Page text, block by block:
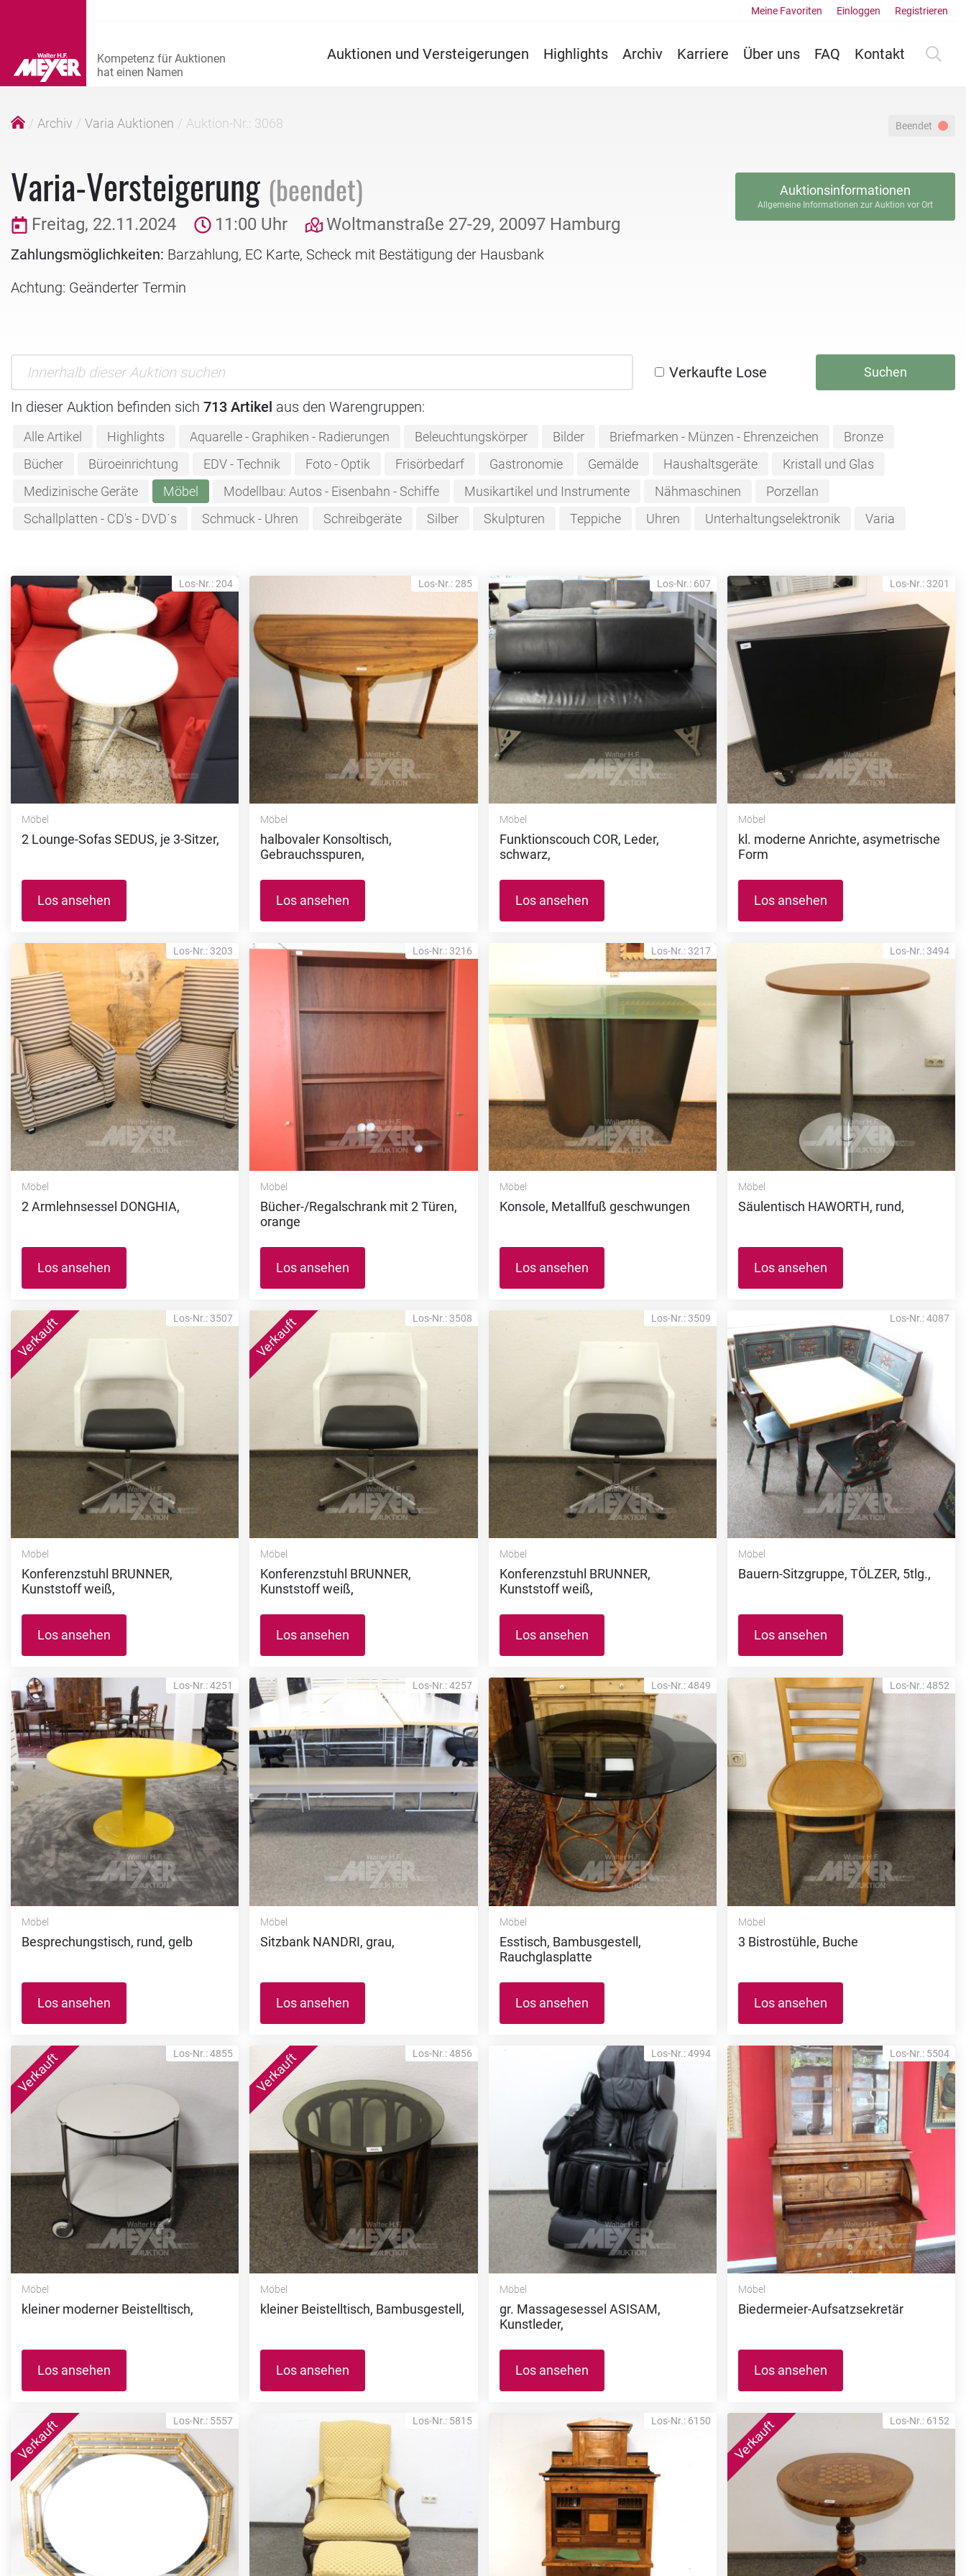
Auktionen und Versteigerungen Highlights Archiv Karriere Über uns FAQ Kontakt
Meine Favoriten Einloggen Registrieren
Archiv Varia Auktionen Auktion-Nr.: 3068 Beendet
Varia-Versteigerung (beendet)
Freitag, 22.11.2024 11:00 Uhr Woltmanstraße 27-29, 20097 Hamburg
Zahlungsmöglichkeiten: Barzahlung, EC Karte, Scheck mit Bestätigung der Hausbank
Achtung: Geänderter Termin
Auktionsinformationen
Allgemeine Informationen zur Auktion vor Ort
Verkaufte Lose Suchen
In dieser Auktion befinden sich 713 Artikel aus den Warengruppen:
Alle Artikel Highlights Aquarelle - Graphiken - Radierungen Beleuchtungskörper Bilder Briefmarken - Münzen - Ehrenzeichen
Bronze
Bücher
Büroeinrichtung EDV - Technik Foto - Optik Frisörbedarf Gastronomie Gemälde Haushaltsgeräte
Kristall und Glas
Medizinische Geräte
Möbel Modellbau: Autos - Eisenbahn - Schiffe Musikartikel und Instrumente Nähmaschinen
Porzellan
Schallplatten - CD's - DVD´s
Schmuck - Uhren Schreibgeräte Silber Skulpturen Teppiche Uhren Unterhaltungselektronik Varia
Los-Nr.: 204
Möbel
2 Lounge-Sofas SEDUS, je 3-Sitzer,
Los ansehen
Los-Nr.: 285
Möbel
halbovaler Konsoltisch,
Gebrauchsspuren,
Los ansehen
Los-Nr.: 607
Möbel
Funktionscouch COR, Leder,
schwarz,
Los ansehen
Los-Nr.: 3201
Möbel
kl. moderne Anrichte, asymetrische
Form
Los ansehen
Los-Nr.: 3203
Möbel
2 Armlehnsessel DONGHIA,
Los ansehen
Los-Nr.: 3216
Möbel
Bücher-/Regalschrank mit 2 Türen,
orange
Los ansehen
Los-Nr.: 3217
Möbel
Konsole, Metallfuß geschwungen
Los ansehen
Los-Nr.: 3494
Möbel
Säulentisch HAWORTH, rund,
Los ansehen
Los-Nr.: 3507
Möbel
Konferenzstuhl BRUNNER,
Kunststoff weiß,
Los ansehen
Los-Nr.: 3508
Möbel
Konferenzstuhl BRUNNER,
Kunststoff weiß,
Los ansehen
Los-Nr.: 3509
Möbel
Konferenzstuhl BRUNNER,
Kunststoff weiß,
Los ansehen
Los-Nr.: 4087
Möbel
Bauern-Sitzgruppe, TÖLZER, 5tlg.,
Los ansehen
Los-Nr.: 4251
Möbel
Besprechungstisch, rund, gelb
Los ansehen
Los-Nr.: 4257
Möbel
Sitzbank NANDRI, grau,
Los ansehen
Los-Nr.: 4849
Möbel
Esstisch, Bambusgestell,
Rauchglasplatte
Los ansehen
Los-Nr.: 4852
Möbel
3 Bistrostühle, Buche
Los ansehen
Los-Nr.: 4855
Möbel
kleiner moderner Beistelltisch,
Los ansehen
Los-Nr.: 4856
Möbel
kleiner Beistelltisch, Bambusgestell,
Los ansehen
Los-Nr.: 4994
Möbel
gr. Massagesessel ASISAM,
Kunstleder,
Los ansehen
Los-Nr.: 5504
Möbel
Biedermeier-Aufsatzsekretär
Los ansehen
Los-Nr.: 5557 Los-Nr.: 5815 Los-Nr.: 6150 Los-Nr.: 6152